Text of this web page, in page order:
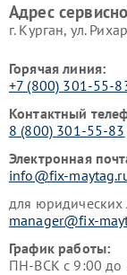
Адрес
г. Курган, ул.
Горячая линия:
+7 (800) 301-55-
Контактный
8 (800) 301-55-83
Электронная
info@fix-
для юридических
manager@fix-
График работы:
ПН-ВСК с 9:00 до